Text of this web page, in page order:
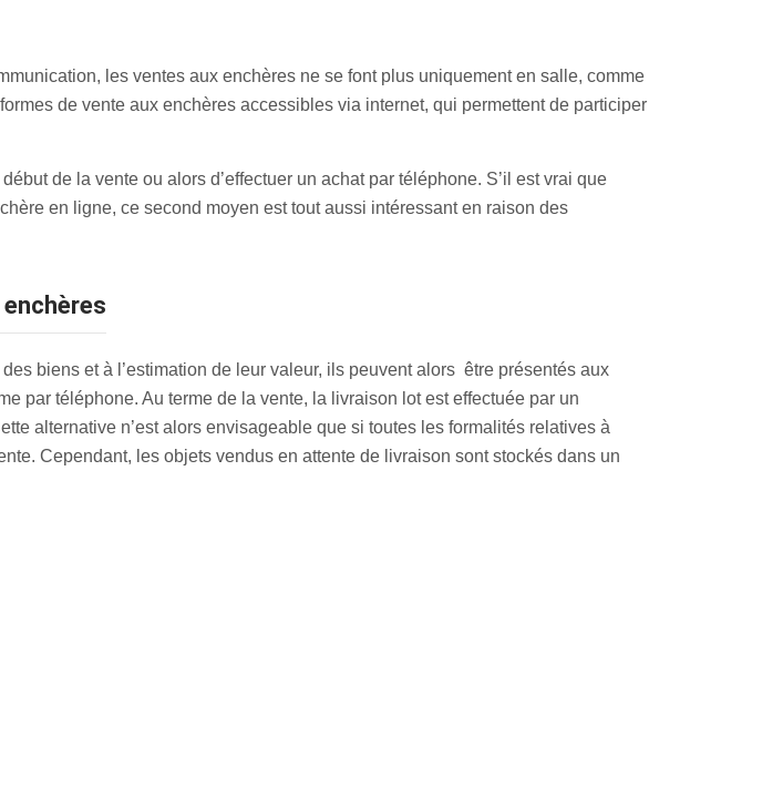
les ventes aux enchères ne se font plus uniquement en salle, comme
de vente aux enchères accessibles via internet, qui permettent de participer
de la vente ou alors d’effectuer un achat par téléphone. S’il est vrai que
en ligne, ce second moyen est tout aussi intéressant en raison des
biens et à l’estimation de leur valeur, ils peuvent alors être présentés aux
par téléphone. Au terme de la vente, la livraison lot est effectuée par un
alternative n’est alors envisageable que si toutes les formalités relatives à
Cependant, les objets vendus en attente de livraison sont stockés dans un